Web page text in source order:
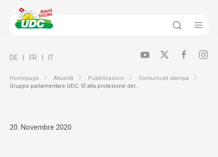
Homepage Attualità Pubblicazioni
Comunicati stampa
Gruppo parlamentare UDC: SÌ alla protezione del...
DE FR IT
20. Novembre 2020